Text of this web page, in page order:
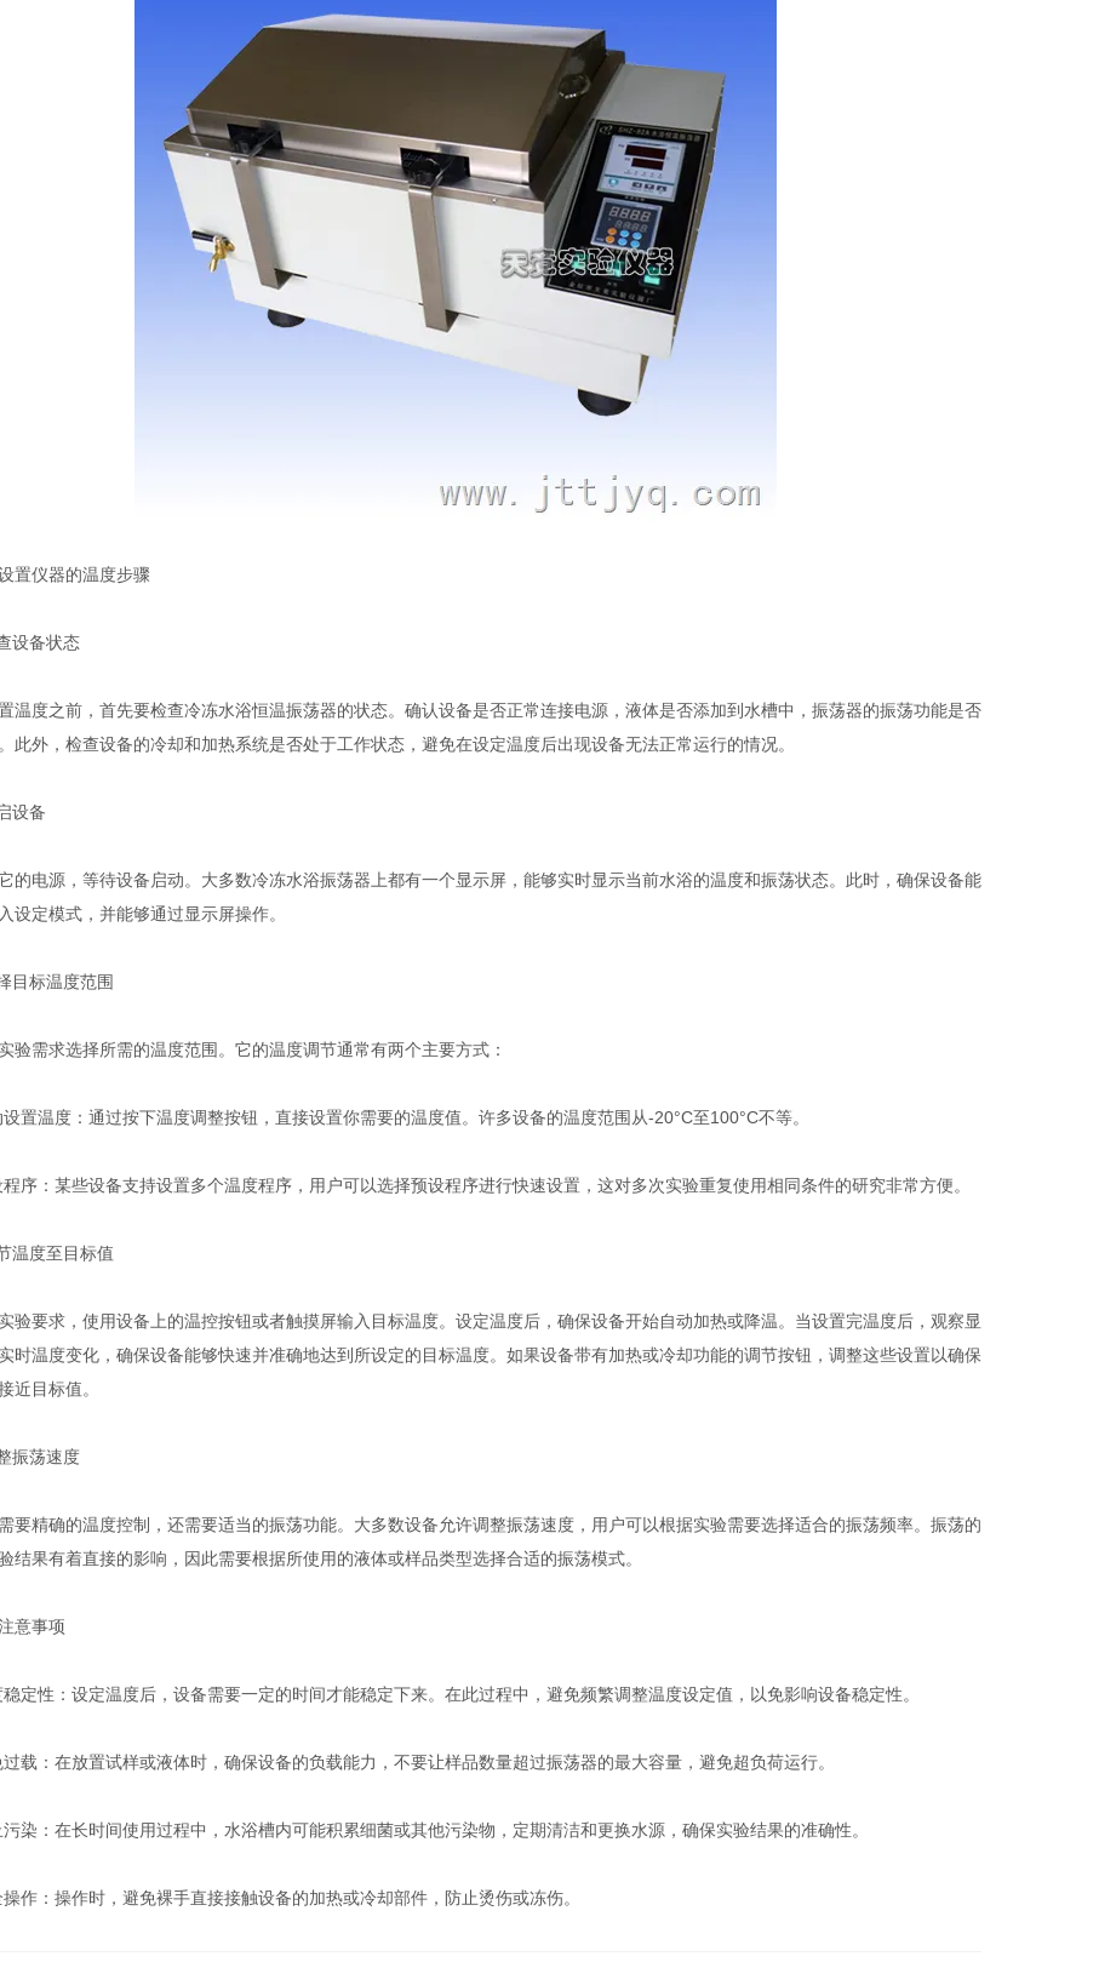
仪器的温度步骤
备状态
度之前，首先要检查冷冻水浴恒温振荡器的状态。确认设备是否正常连接电源，液体是否添加到水槽中，振荡器的振荡功能是否
此外，检查设备的冷却和加热系统是否处于工作状态，避免在设定温度后出现设备无法正常运行的情况。
备
电源，等待设备启动。大多数冷冻水浴振荡器上都有一个显示屏，能够实时显示当前水浴的温度和振荡状态。此时，确保设备能
设定模式，并能够通过显示屏操作。
标温度范围
需求选择所需的温度范围。它的温度调节通常有两个主要方式：
温度：通过按下温度调整按钮，直接设置你需要的温度值。许多设备的温度范围从-20°C至100°C不等。
：某些设备支持设置多个温度程序，用户可以选择预设程序进行快速设置，这对多次实验重复使用相同条件的研究非常方便。
度至目标值
要求，使用设备上的温控按钮或者触摸屏输入目标温度。设定温度后，确保设备开始自动加热或降温。当设置完温度后，观察显
时温度变化，确保设备能够快速并准确地达到所设定的目标温度。如果设备带有加热或冷却功能的调节按钮，调整这些设置以确保
近目标值。
荡速度
精确的温度控制，还需要适当的振荡功能。大多数设备允许调整振荡速度，用户可以根据实验需要选择适合的振荡频率。振荡的
结果有着直接的影响，因此需要根据所使用的液体或样品类型选择合适的振荡模式。
事项
性：设定温度后，设备需要一定的时间才能稳定下来。在此过程中，避免频繁调整温度设定值，以免影响设备稳定性。
：在放置试样或液体时，确保设备的负载能力，不要让样品数量超过振荡器的最大容量，避免超负荷运行。
：在长时间使用过程中，水浴槽内可能积累细菌或其他污染物，定期清洁和更换水源，确保实验结果的准确性。
：操作时，避免裸手直接接触设备的加热或冷却部件，防止烫伤或冻伤。